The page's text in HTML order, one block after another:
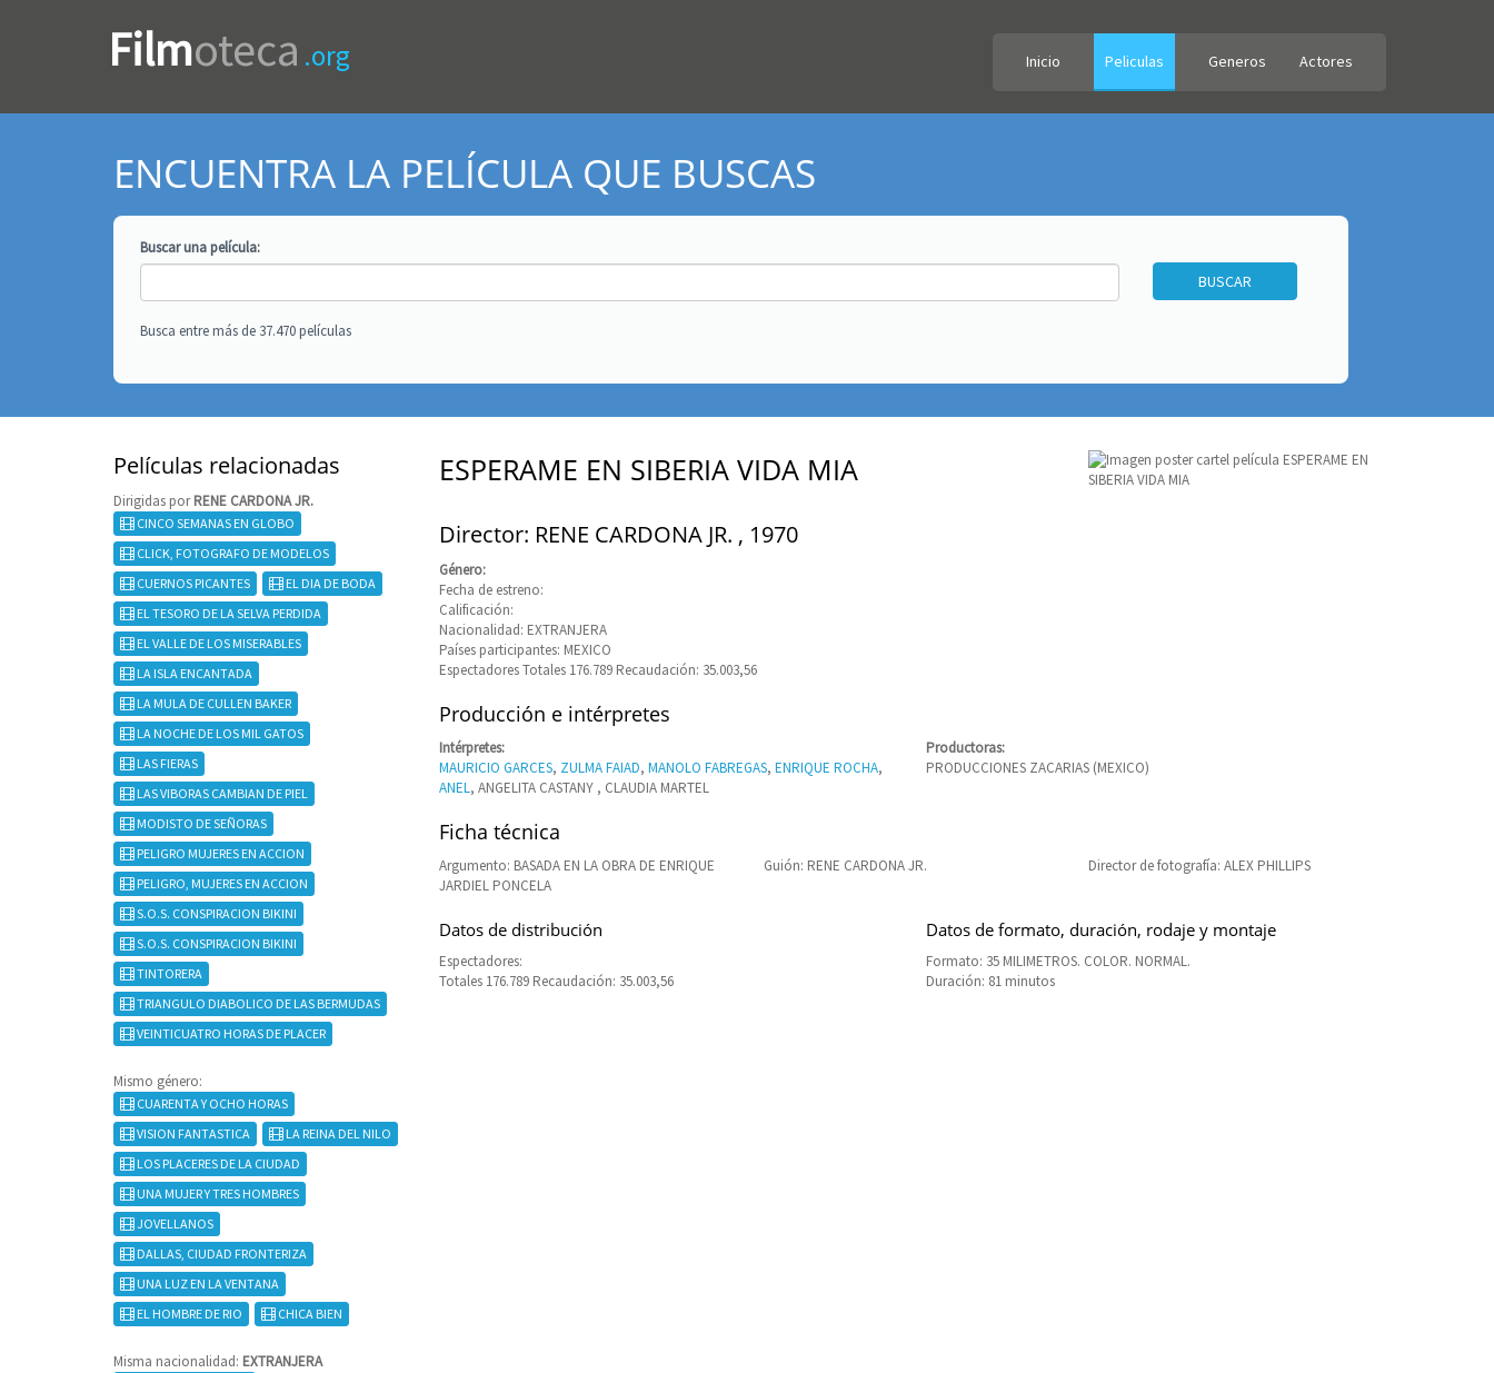
Filmoteca .org Inicio Peliculas Generos Actores
ENCUENTRA LA PELÍCULA QUE BUSCAS
Buscar unapelícula:
Busca entre más de 37.470 películas
Películas relacionadas
Dirigidas porRENE CARDONA JR.
CINCO SEMANAS EN GLOBO
CLICK, FOTOGRAFO DE MODELOS
CUERNOS PICANTES
EL DIA DE BODA
EL TESORO DE LA SELVA PERDIDA
EL VALLE DE LOS MISERABLES
LA ISLA ENCANTADA
LA MULA DE CULLEN BAKER
LA NOCHE DE LOS MIL GATOS
LAS FIERAS
LAS VIBORAS CAMBIAN DE PIEL
MODISTO DE SEÑORAS
PELIGRO MUJERES EN ACCION
PELIGRO, MUJERES EN ACCION
S.O.S. CONSPIRACION BIKINI
S.O.S. CONSPIRACION BIKINI
TINTORERA
TRIANGULO DIABOLICO DE LAS BERMUDAS
VEINTICUATRO HORAS DE PLACER
Mismo género:
CUARENTA Y OCHO HORAS
VISION FANTASTICA
LA REINA DEL NILO
LOS PLACERES DE LA CIUDAD
UNA MUJER Y TRES HOMBRES
JOVELLANOS
DALLAS, CIUDAD FRONTERIZA
UNA LUZ EN LA VENTANA
EL HOMBRE DE RIO
CHICA BIEN
Misma nacionalidad: EXTRANJERA
ESPERAME EN SIBERIA VIDA MIA
Director: RENE CARDONA JR. , 1970
Género:
Fecha de estreno:
Calificación:
Nacionalidad: EXTRANJERA
Países participantes: MEXICO
Espectadores Totales 176.789 Recaudación: 35.003,56
Producción e intérpretes
Intérpretes:
MAURICIO GARCES, ZULMA FAIAD, MANOLO FABREGAS, ENRIQUE ROCHA,
ANEL, ANGELITA CASTANY , CLAUDIA MARTEL
Productoras:
PRODUCCIONES ZACARIAS (MEXICO)
Ficha técnica
Argumento: BASADA EN LA OBRA DE ENRIQUE
JARDIEL PONCELA
Guión: RENE CARDONA JR. Director de fotografía: ALEX PHILLIPS
Datos de distribución
Espectadores:
Totales 176.789 Recaudación: 35.003,56
Datos de formato, duración, rodaje y montaje
Formato: 35 MILIMETROS. COLOR. NORMAL.
Duración: 81 minutos